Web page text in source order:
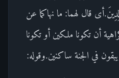
قال لهما: ما نهاكما عن
أن تكونا ملكين أو تكونا
في الجنة ساكنين.وقوله: